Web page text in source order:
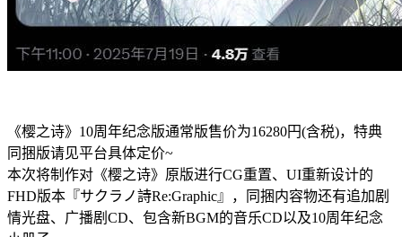
《樱之诗》10周年纪念版通常版售价为16280円(含税)，特典
同捆版请见平台具体定价~
本次将制作对《樱之诗》原版进行CG重置、UI重新设计的
FHD版本『サクラノ詩Re:Graphic』，同捆内容物还有追加剧
情光盘、广播剧CD、包含新BGM的音乐CD以及10周年纪念